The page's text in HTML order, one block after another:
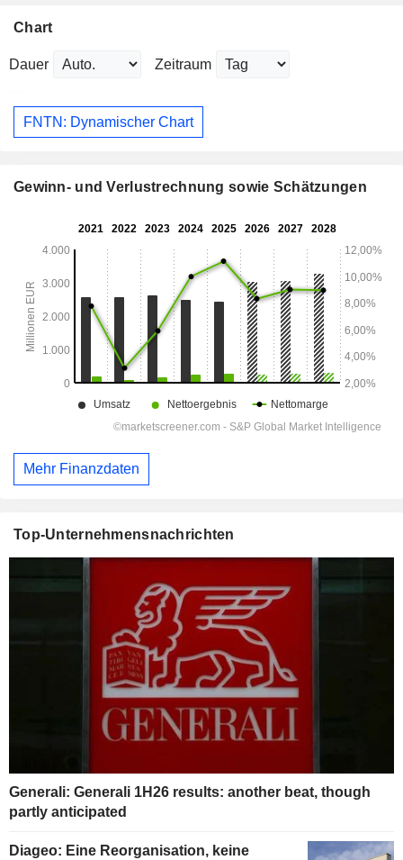
Chart
Dauer Zeitraum
FNTN: Dynamischer Chart
Gewinn- und Verlustrechnung sowie Schätzungen
Mehr Finanzdaten
Top-Unternehmensnachrichten
Generali: Generali 1H26 results: another beat, though
partly anticipated
Diageo: Eine Reorganisation, keine